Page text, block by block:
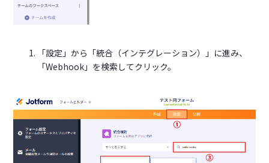
「設定」から「統合（インテグレーション）」に進み、
「Webhook」を検索してクリック。